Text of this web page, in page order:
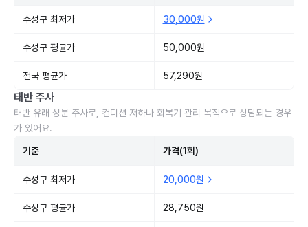
수성구 최저가 30,000원
수성구 평균가 50,000원
전국 평균가 57,290원
태반 주사
태반 유래 성분 주사로, 컨디션 저하나 회복기 관리 목적으로 상담되는 경우
가 있어요.
기준 가격(1회)
수성구 최저가 20,000원
수성구 평균가 28,750원